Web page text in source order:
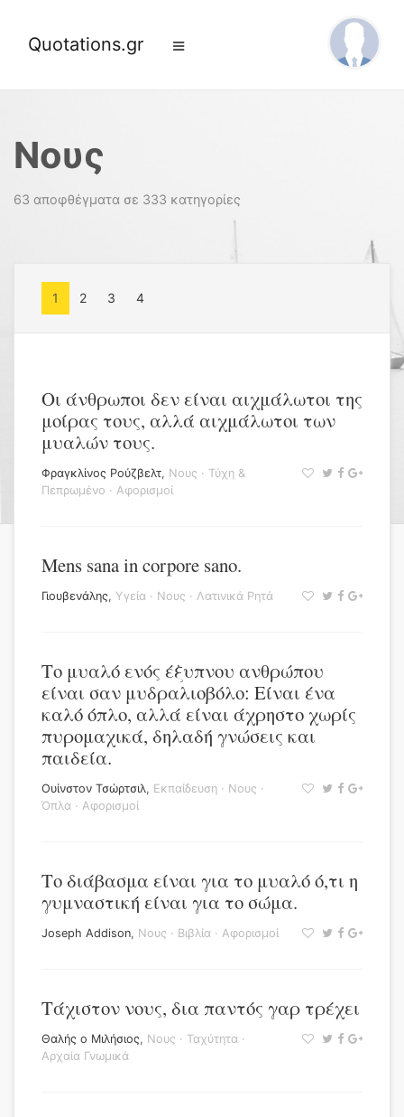
Quotations.gr
Νους
63 αποφθέγματα σε 333 κατηγορίες
1 2 3 4
Οι άνθρωποι δεν είναι αιχμάλωτοι της
μοίρας τους, αλλά αιχμάλωτοι των
μυαλών τους.
Φραγκλίνος Ρούζβελτ, Νους · Τύχη &
Πεπρωμένο · Αφορισμοί
Mens sana in corpore sano.
Γιουβενάλης, Υγεία · Νους · Λατινικά Ρητά
Το μυαλό ενός έξυπνου ανθρώπου
είναι σαν μυδραλιοβόλο: Είναι ένα
καλό όπλο, αλλά είναι άχρηστο χωρίς
πυρομαχικά, δηλαδή γνώσεις και
παιδεία.
Ουίνστον Τσώρτσιλ, Εκπαίδευση · Νους ·
Όπλα · Αφορισμοί
Το διάβασμα είναι για το μυαλό ό,τι η
γυμναστική είναι για το σώμα.
Joseph Addison, Νους · Βιβλία · Αφορισμοί
Τάχιστον νους, δια παντός γαρ τρέχει
Θαλής ο Μιλήσιος, Νους · Ταχύτητα ·
Αρχαία Γνωμικά